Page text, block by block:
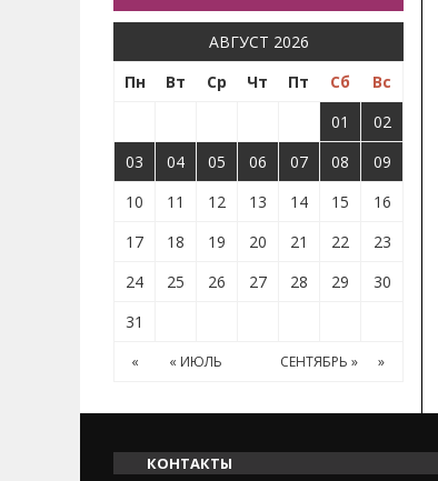
АВГУСТ 2026
Пн
Вт Ср Чт Пт Сб
Вс
01
02
03
04 05 06 07 08
09
10
11 12 13 14 15
16
17
18 19 20 21 22
23
24
25 26 27 28 29
30
31
« « ИЮЛЬ СЕНТЯБРЬ » »
КОНТАКТЫ